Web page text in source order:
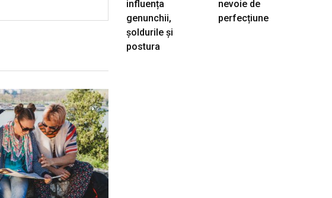
influența
genunchii,
șoldurile și
postura
nevoie de
perfecțiune